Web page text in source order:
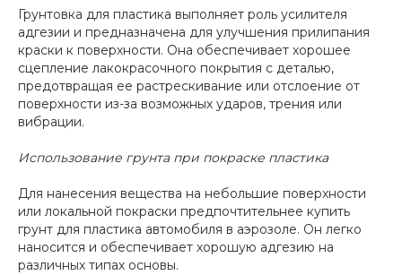
Грунтовка для пластика выполняет роль усилителя
адгезии и предназначена для улучшения прилипания
краски к поверхности. Она обеспечивает хорошее
сцепление лакокрасочного покрытия с деталью,
предотвращая ее растрескивание или отслоение от
поверхности из-за возможных ударов, трения или
вибрации.
Использование грунта при покраске пластика
Для нанесения вещества на небольшие поверхности
или локальной покраски предпочтительнее купить
грунт для пластика автомобиля в аэрозоле. Он легко
наносится и обеспечивает хорошую адгезию на
различных типах основы.